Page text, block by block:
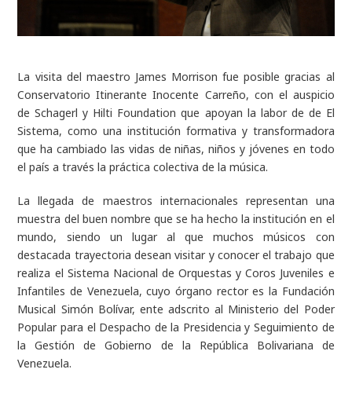
La visita del maestro James Morrison fue posible gracias al
Conservatorio Itinerante Inocente Carreño, con el auspicio
de Schagerl y Hilti Foundation que apoyan la labor de de El
Sistema, como una institución formativa y transformadora
que ha cambiado las vidas de niñas, niños y jóvenes en todo
el país a través la práctica colectiva de la música.
La llegada de maestros internacionales representan una
muestra del buen nombre que se ha hecho la institución en el
mundo, siendo un lugar al que muchos músicos con
destacada trayectoria desean visitar y conocer el trabajo que
realiza el Sistema Nacional de Orquestas y Coros Juveniles e
Infantiles de Venezuela, cuyo órgano rector es la Fundación
Musical Simón Bolívar, ente adscrito al Ministerio del Poder
Popular para el Despacho de la Presidencia y Seguimiento de
la Gestión de Gobierno de la República Bolivariana de
Venezuela.